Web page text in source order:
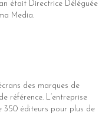
était Directrice Déléguée
Media.
des marques de
référence. L’entreprise
350 éditeurs pour plus de